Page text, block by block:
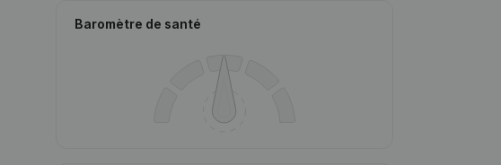
Baromètre de santé